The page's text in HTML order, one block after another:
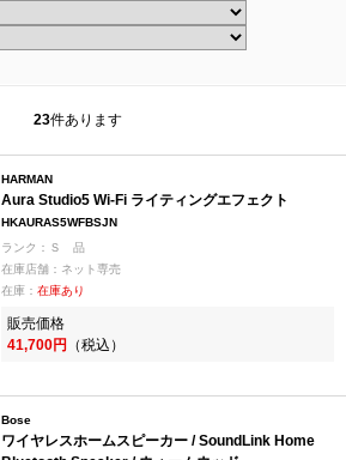
23件あります
HARMAN
Aura Studio5 Wi-Fi ライティングエフェクト
HKAURAS5WFBSJN
ランク：Ｓ 品
在庫店舗：ネット専売
在庫： 在庫あり
販売価格
41,700円 （税込）
Bose
ワイヤレスホームスピーカー / SoundLink Home